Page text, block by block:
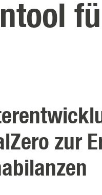
zur